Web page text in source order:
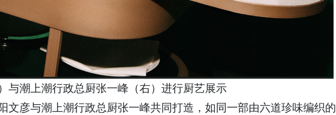
与潮上潮行政总厨张一峰（右）进行厨艺展示
文彦与潮上潮行政总厨张一峰共同打造，如同一部由六道珍味编织的